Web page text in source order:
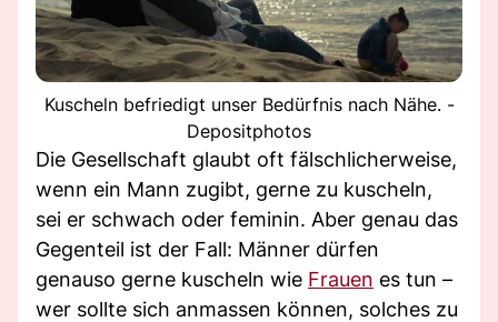
Kuscheln befriedigt unser Bedürfnis nach Nähe. -
Depositphotos
Die Gesellschaft glaubt oft fälschlicherweise,
wenn ein Mann zugibt, gerne zu kuscheln,
sei er schwach oder feminin. Aber genau das
Gegenteil ist der Fall: Männer dürfen
genauso gerne kuscheln wie Frauen es tun –
wer sollte sich anmassen können, solches zu